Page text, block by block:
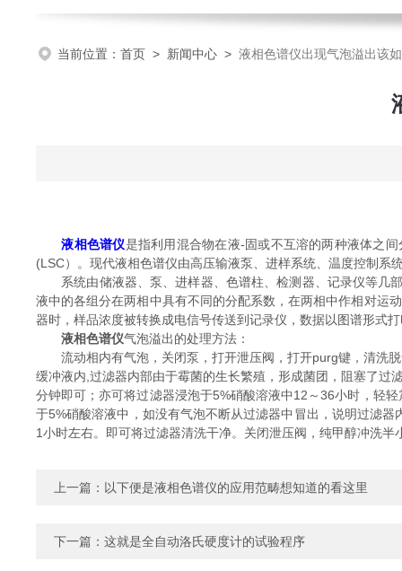
当前位置： 首页 > 新闻中心 > 液相色谱仪出现气泡溢出该
液相色谱仪是指利用混合物在液-固或不互溶的两种液体之
(LSC）。现代液相色谱仪由高压输液泵、进样系统、温度控制
系统由储液器、泵、进样器、色谱柱、检测器、记录仪等几部
液中的各组分在两相中具有不同的分配系数，在两相中作相对运
器时，样品浓度被转换成电信号传送到记录仪，数据以图谱形式
液相色谱仪气泡溢出的处理方法：
流动相内有气泡，关闭泵，打开泄压阀，打开purg键，清洗脱
缓冲液内,过滤器内部由于霉菌的生长繁殖，形成菌团，阻塞了过
分钟即可；亦可将过滤器浸泡于5%硝酸溶液中12～36小时，轻
于5%硝酸溶液中，如没有气泡不断从过滤器中冒出，说明过滤
1小时左右。即可将过滤器清洗干净。关闭泄压阀，纯甲醇冲洗半
上一篇： 以下便是液相色谱仪的应用范畴想知道的看这里
下一篇： 这就是全自动洛氏硬度计的试验程序